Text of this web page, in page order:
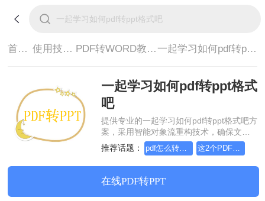
首页> 使用技巧> PDF转WORD教程> 一起学习如何pdf转ppt格式吧
一起学习如何pdf转ppt格式
吧
提供专业的一起学习如何pdf转ppt格式吧方
案，采用智能对象流重构技术，确保文档
1:1高保真还原且排版不乱码。支持一键批
量处理，全链路 SSL 加密保障隐私安全。
助您快速实现一起学习如何pdf转ppt格式
吧，无需安装，高效办公。
推荐话题： pdf怎么转换成word？简单高效的恢复方法
在线PDF转PPT